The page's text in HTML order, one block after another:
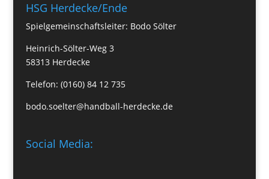
HSG Herdecke/Ende
Spielgemeinschaftsleiter: Bodo Sölter
Heinrich-Sölter-Weg 3
58313 Herdecke
Telefon: (0160) 84 12 735
bodo.soelter@handball-herdecke.de
Social Media: